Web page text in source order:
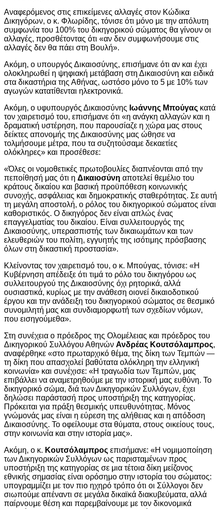
Αναφερόμενος στις επικείμενες αλλαγές στον Κώδικα
Δικηγόρων, ο κ. Φλωρίδης, τόνισε ότι μόνο με την απόλυτη
συμφωνία του 100% του δικηγορικού σώματος θα γίνουν οι
αλλαγές, προσθέτοντας ότι «αν δεν συμφωνήσουμε στις
αλλαγές δεν θα πάει στη Βουλή».
Ακόμη, ο υπουργός Δικαιοσύνης, επισήμανε ότι αν και έχει
ολοκληρωθεί η ψηφιακή μετάβαση στη Δικαιοσύνη και ειδικά
στα δικαστήρια της Αθήνας, ωστόσο μόνο το 5 με 10% των
αγωγών κατατίθενται ηλεκτρονικά.
Ακόμη, ο υφυπουργός Δικαιοσύνης Ιωάννης Μπούγας κατά
τον χαιρετισμό του, επισήμανε ότι «η ανάγκη αλλαγών και η
δραματική υστέρηση, που παρουσίαζε η χώρα μας στους
δείκτες απονομής της Δικαιοσύνης μας ώθησε να
τολμήσουμε μέτρα, που τα συζητούσαμε δεκαετίες
ολόκληρες» και προσέθεσε:
«Όλες οι νομοθετικές πρωτοβουλίες διαπνέονται από την
πεποίθησή μας ότι η Δικαιοσύνη αποτελεί θεμέλιο του
κράτους δικαίου και βασική προϋπόθεση κοινωνικής
συνοχής, ασφάλειας και δημοκρατικής σταθερότητας. Σε αυτή
τη μεγάλη αποστολή, ο ρόλος του δικηγορικού σώματος είναι
καθοριστικός. Ο δικηγόρος δεν είναι απλώς ένας
επαγγελματίας του δικαίου. Είναι συλλειτουργός της
Δικαιοσύνης, υπερασπιστής των δικαιωμάτων και των
ελευθεριών του πολίτη, εγγυητής της ισότιμης πρόσβασης
όλων στη δικαστική προστασία».
Κλείνοντας τον χαιρετισμό του, ο κ. Μπούγας, τόνισε: «Η
Κυβέρνηση απέδειξε ότι τιμά το ρόλο του δικηγόρου ως
συλλειτουργού της Δικαιοσύνης όχι ρητορικά, αλλά
ουσιαστικά, κυρίως με την ανάθεση οιονεί δικαιοδοτικού
έργου και την ανάδειξη του δικηγορικού σώματος σε θεσμικό
συνομιλητή μας και συνδιαμορφωτή των σχεδίων νόμων,
που εισηγούμεθα».
Στη συνέχεια ο πρόεδρος της Ολομέλειας και πρόεδρος του
Δικηγορικού Συλλόγου Αθηνών Ανδρέας Κουτσόλαμπρος,
αναφέρθηκε «στο πρωταρχικό θέμα, της δίκη των Τεμπών —
τη δίκη που απασχολεί βαθύτατα ολόκληρη την ελληνική
κοινωνία» και συνέχισε: «Η τραγωδία των Τεμπών, μας
επιβάλλει να αναμετρηθούμε με την ιστορική μας ευθύνη. Το
δικηγορικό σώμα, διά των Δικηγορικών Συλλόγων, έχει
δηλώσει παράστασή προς υποστήριξη της κατηγορίας.
Πρόκειται για πράξη θεσμικής υπευθυνότητας. Μόνος
γνώμονάς μας είναι η εύρεση της αλήθειας και η απόδοση
Δικαιοσύνης. Το οφείλουμε στα θύματα, στους οικείους τους,
στην κοινωνία και στην ιστορία μας».
Ακόμη, ο κ. Κουτσόλαμπρος επισήμανε: «Η νομιμοποίηση
των Δικηγορικών Συλλόγων ως παρισταμένων προς
υποστήριξη της κατηγορίας σε μια τέτοια δίκη μείζονος
εθνικής σημασίας είναι ορόσημο στην ιστορία του σώματος:
υπογραμμίζει με τον πιο ηχηρό τρόπο ότι οι Σύλλογοι δεν
σιωπούμε απέναντι σε μεγάλα δικαϊκά διακυβεύματα, αλλά
παίρνουμε θέση και παρεμβαίνουμε με τον δικονομικά